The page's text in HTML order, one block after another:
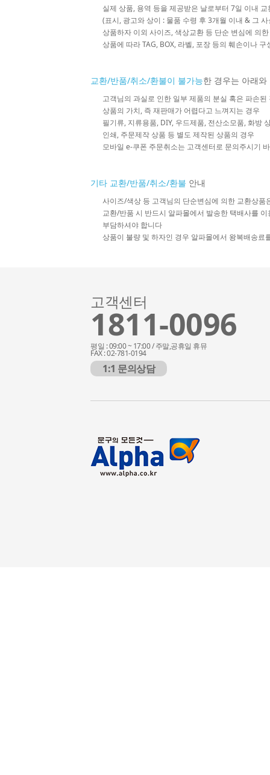
실제 상품, 용역 등을 제공받은 날로부터 7일 이내
(표시, 광고와 상이 : 물품 수령 후 3개월 이내 & 그
상품하자 이외 사이즈, 색상교환 등 단순 변심에 의
상품에 따라 TAG, BOX, 라벨, 포장 등의 훼손이나
교환/반품/취소/환불이 불가능한 경우는 아래와
고객님의 과실로 인한 일부 제품의 분실 혹은 파손된
상품의 가치, 즉 재판매가 어렵다고 느껴지는 경우
필기류, 지류용품, DIY, 우드제품, 전산소모품, 화방
인쇄, 주문제작 상품 등 별도 제작된 상품의 경우
모바일 e-쿠폰 주문취소는 고객센터로 문의주시기
기타 교환/반품/취소/환불 안내
사이즈/색상 등 고객님의 단순변심에 의한 교환상
교환/반품 시 반드시 알파몰에서 발송한 택배사를
부담하셔야 합니다
상품이 불량 및 하자인 경우 알파몰에서 왕복배송료
고객센터
1811-0096
평일 : 09:00 ~ 17:00 / 주말,공휴일 휴뮤
FAX : 02-781-0194
1:1 문의상담